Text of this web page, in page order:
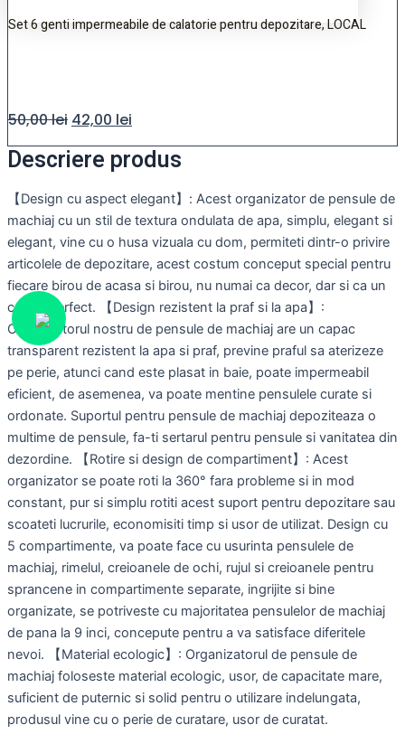
Set 6 genti impermeabile de calatorie pentru depozitare, LOCAL
50,00lei 42,00 lei
Descriere produs
【Design cu aspect elegant】: Acest organizator de pensule de
machiaj cu un stil de textura ondulata de apa, simplu, elegant si
elegant, vine cu o husa vizuala cu dom, permiteti dintr-o privire
articolele de depozitare, acest costum conceput special pentru
fiecare birou de acasa si birou, nu numai ca decor, dar si ca un
cadou perfect. 【Design rezistent la praf si la apa】:
Organizatorul nostru de pensule de machiaj are un capac
transparent rezistent la apa si praf, previne praful sa aterizeze
pe perie, atunci cand este plasat in baie, poate impermeabil
eficient, de asemenea, va poate mentine pensulele curate si
ordonate. Suportul pentru pensule de machiaj depoziteaza o
multime de pensule, fa-ti sertarul pentru pensule si vanitatea din
dezordine. 【Rotire si design de compartiment】: Acest
organizator se poate roti la 360° fara probleme si in mod
constant, pur si simplu rotiti acest suport pentru depozitare sau
scoateti lucrurile, economisiti timp si usor de utilizat. Design cu
5 compartimente, va poate face cu usurinta pensulele de
machiaj, rimelul, creioanele de ochi, rujul si creioanele pentru
sprancene in compartimente separate, ingrijite si bine
organizate, se potriveste cu majoritatea pensulelor de machiaj
de pana la 9 inci, concepute pentru a va satisface diferitele
nevoi. 【Material ecologic】: Organizatorul de pensule de
machiaj foloseste material ecologic, usor, de capacitate mare,
suficient de puternic si solid pentru o utilizare indelungata,
produsul vine cu o perie de curatare, usor de curatat.